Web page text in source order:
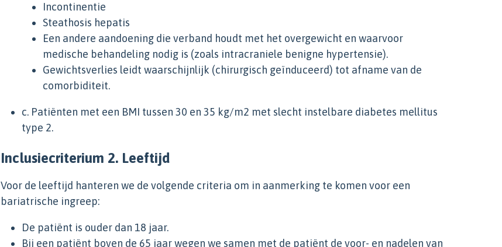
Incontinentie
Steathosis hepatis
Een andere aandoening die verband houdt met het overgewicht en waarvoor
medische behandeling nodig is (zoals intracraniele benigne hypertensie).
Gewichtsverlies leidt waarschijnlijk (chirurgisch geïnduceerd) tot afname van de
comorbiditeit.
c. Patiënten met een BMI tussen 30 en 35 kg/m2 met slecht instelbare diabetes mellitus
type 2.
Inclusiecriterium 2. Leeftijd
Voor de leeftijd hanteren we de volgende criteria om in aanmerking te komen voor een
bariatrische ingreep:
De patiënt is ouder dan 18 jaar.
Bij een patiënt boven de 65 jaar wegen we samen met de patiënt de voor- en nadelen van